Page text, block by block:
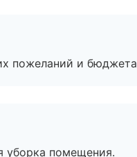
пожеланий и
уборка помещения.